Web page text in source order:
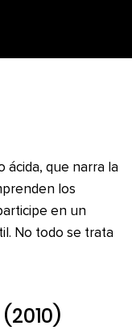
ácida, que narra la
los
en un
No todo se trata
(2010)